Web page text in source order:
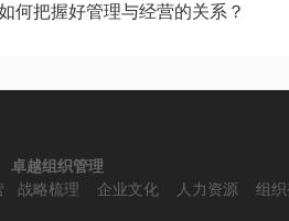
何把握好管理与经营的关系？
卓越组织管理
战略梳理
企业文化 人力资源
组